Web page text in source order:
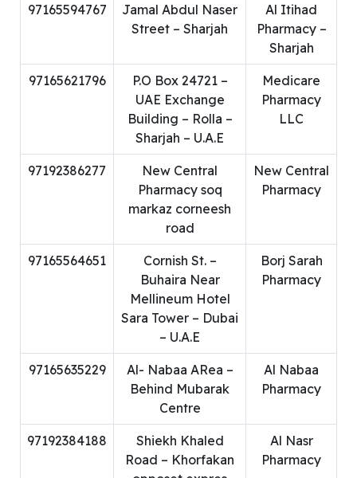
Al Itihad
Pharmacy –
Sharjah
Jamal Abdul Naser
Street – Sharjah
97165594767
Medicare
Pharmacy
LLC
P.O Box 24721 –
UAE Exchange
Building – Rolla –
Sharjah – U.A.E
97165621796
New Central
Pharmacy
New Central
Pharmacy soq
markaz corneesh
road
97192386277
Borj Sarah
Pharmacy
Cornish St. –
Buhaira Near
Mellineum Hotel
Sara Tower – Dubai
– U.A.E
97165564651
Al Nabaa
Pharmacy
Al- Nabaa ARea –
Behind Mubarak
Centre
97165635229
Al Nasr
Pharmacy
Shiekh Khaled
Road – Khorfakan
97192384188